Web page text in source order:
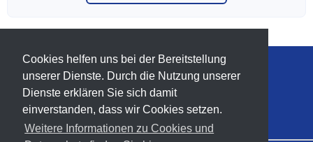
Cookies helfen uns bei der Bereitstellung
unserer Dienste. Durch die Nutzung unserer
Dienste erklären Sie sich damit
einverstanden, dass wir Cookies setzen.
Weitere Informationen zu Cookies und
info@trendforum-retail.de
T. +49-(0)-5233-954531